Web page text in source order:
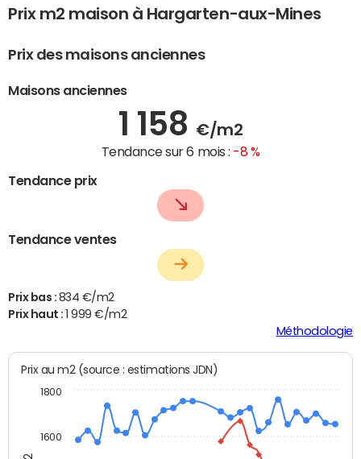
Prix m2 maison à Hargarten-aux-Mines
Prix des maisons anciennes
Maisons anciennes
1 158 €/m2
Tendance sur 6 mois : -8 %
Tendance prix
Tendance ventes
Prix bas : 834 €/m2
Prix haut :
1 999 €/m2
Méthodologie
Prix au m2 (source : estimations JDN)
1600
1800